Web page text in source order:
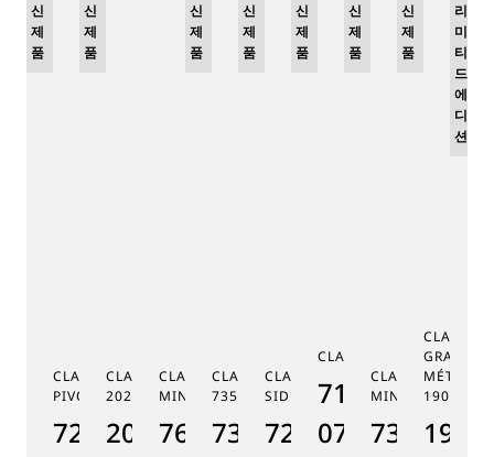
CLASSIQUE RÉGULATEUR À
PIVOT MAGNÉTIQUE 7225
7225BH/0H/9V6
신
제
품
CLASSIQUE SOUSCRIPTION
2025
2025BH/28/9W6
신
제
품
CLASSIQUE RÉPÉTITION
MINUTES 7637
7637BB/2Y/9ZU
CLASSIQUE TOURBILLON
7357
7357BH/1H/386
신
제
품
CLASSIQUE TOURBILLON
SIDÉRAL 7255
7255PT/2N/9VU
신
제
품
CLASSIQUE 7185
7185BH/159/
07
신
제
품
CLASSIQUE
MINUTES 7365
7365BH/
신
제
품
GRANDE
MÉTIERS
1905
신
제
품
리
미
티
드
에
디
션